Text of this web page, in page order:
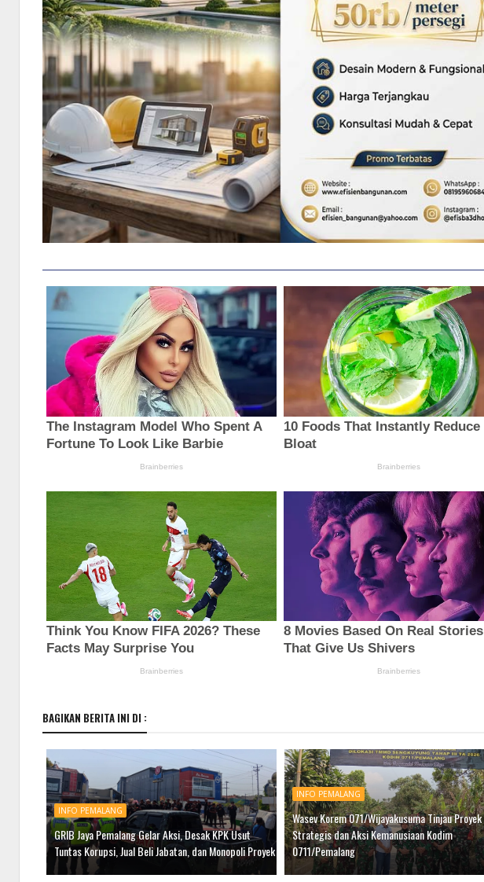
BAGIKAN BERITA INI DI :
INFO PEMALANG
GRIB Jaya Pemalang Gelar Aksi, Desak KPK Usut
Tuntas Korupsi, Jual Beli Jabatan, dan Monopoli Proyek
INFO PEMALANG
Wasev Korem 071/Wijayakusuma Tinjau Proyek
Strategis dan Aksi Kemanusiaan Kodim
0711/Pemalang